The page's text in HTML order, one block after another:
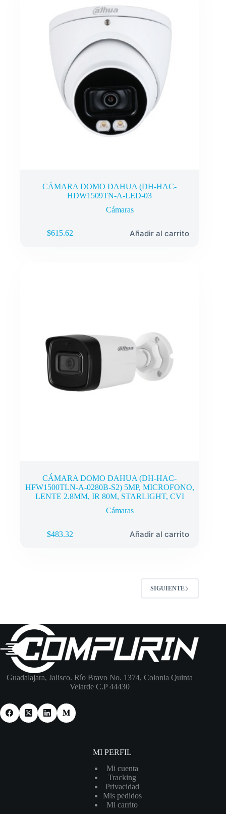
CÁMARA DOMO DAHUA (DH-HAC-
HDW1509TN-A-LED-03
Cámaras
$615.62 Añadir al carrito
CÁMARA DOMO DAHUA (DH-HAC-
HFW1500TLN-A-0280B-S2) 5MP, MICROFONO,
LENTE 2.8MM, IR 80M, STARLIGHT, CVI
Cámaras
$483.32 Añadir al carrito
SIGUIENTE
Guadalajara, Jalisco. Río Bravo No. 1374, Colonia Quinta
Velarde C.P 44430
MI PERFIL
Mi cuenta
Tracking
Privacidad
Mis pedidos
Mi carrito